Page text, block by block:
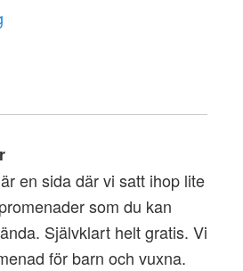
en sida där vi satt ihop lite
som du kan
Självklart helt gratis. Vi
för barn och vuxna.